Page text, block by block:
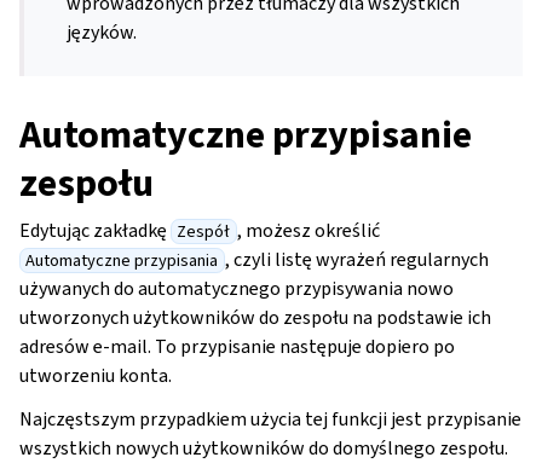
języków.
Automatyczne przypisanie
zespołu
Edytując zakładkę Zespół , możesz określić
Automatyczne przypisania , czyli listę wyrażeń regularnych
używanych do automatycznego przypisywania nowo
utworzonych użytkowników do zespołu na podstawie ich
adresów e-mail. To przypisanie następuje dopiero po
utworzeniu konta.
Najczęstszym przypadkiem użycia tej funkcji jest przypisanie
wszystkich nowych użytkowników do domyślnego zespołu.